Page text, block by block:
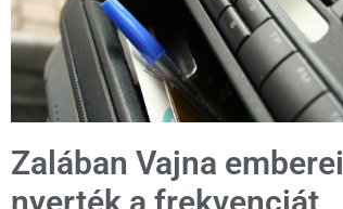
Zalában Vajna emberei